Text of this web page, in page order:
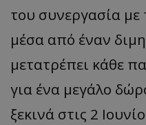
του συνεργασία
μέσα από έναν
μετατρέπει κάθε
για ένα μεγάλο
ξεκινά στις 2